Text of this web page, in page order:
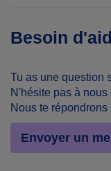
Besoin
Tu as une question
N'hésite pas à
Nous te répondrons
Envoyer un